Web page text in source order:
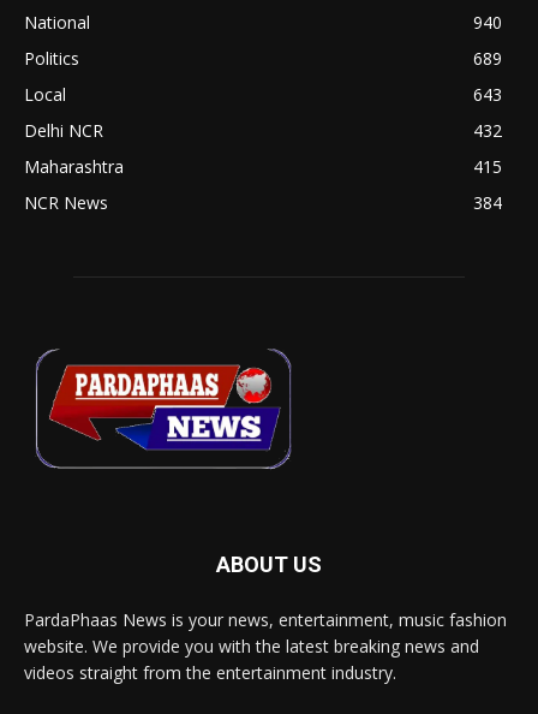
National
940
Politics
689
Local
643
Delhi NCR
432
Maharashtra
415
NCR News
384
ABOUT US
PardaPhaas News is your news, entertainment, music fashion
website. We provide you with the latest breaking news and
videos straight from the entertainment industry.